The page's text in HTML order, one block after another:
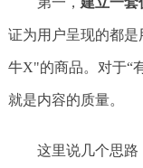
证为用户呈现的都是
牛X"的商品。对于“
就是内容的质量。
这里说几个思路